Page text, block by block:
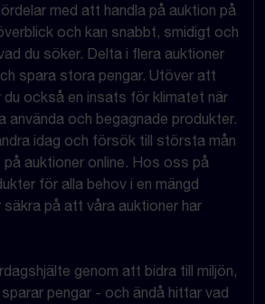
med att handla på auktion på
och kan snabbt, smidigt och
du söker. Delta i flera auktioner
spara stora pengar. Utöver att
du också en insats för klimatet när
använda och begagnade produkter.
idag och försök till största mån
på auktioner online. Hos oss på
för alla behov i en mängd
säkra på att våra auktioner har
genom att bidra till miljön,
pengar - och ändå hittar vad